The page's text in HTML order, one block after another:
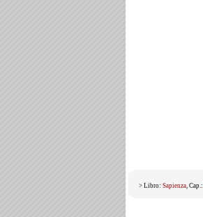
> Libro: Sapienza, Cap.: